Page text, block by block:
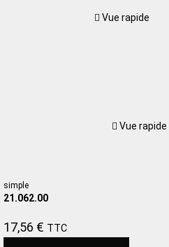
Vue rapide
Vue rapide
simple
21.062.00
17,56 € TTC